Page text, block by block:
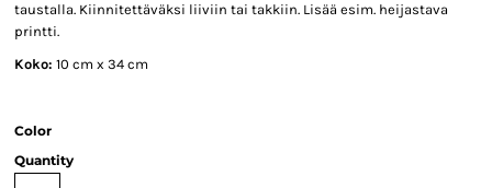
taustalla. Kiinnitettäväksi liiviin tai takkiin. Lisää esim. heijastava
printti.
Koko: 10 cm x 34 cm
Color
Quantity